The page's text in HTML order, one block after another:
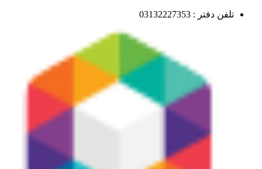
تلفن دفتر : 03132227353